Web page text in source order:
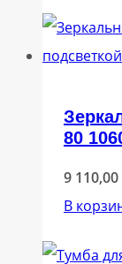
80
9 110,00
В